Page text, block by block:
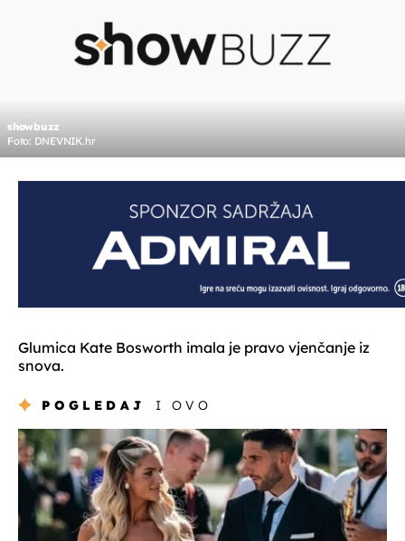
showbuzz
Foto: DNEVNIK.hr
Glumica Kate Bosworth imala je pravo vjenčanje iz
snova.
POGLEDAJ I OVO